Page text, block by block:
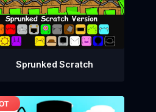
Sprunked Scratch